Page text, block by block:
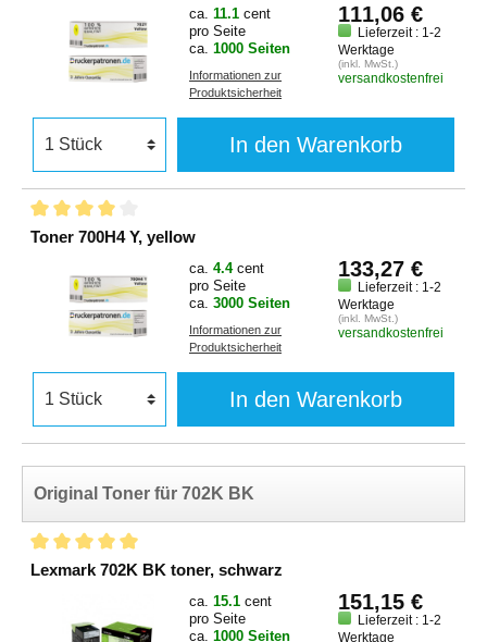
ca. 11.1 cent
pro Seite
ca. 1000 Seiten
Informationen zur
Produktsicherheit
111,06 €
Lieferzeit : 1-2
Werktage
(inkl. MwSt.)
versandkostenfrei
In den Warenkorb
Toner 700H4 Y, yellow
ca. 4.4 cent
pro Seite
ca. 3000 Seiten
Informationen zur
Produktsicherheit
133,27 €
Lieferzeit : 1-2
Werktage
(inkl. MwSt.)
versandkostenfrei
In den Warenkorb
Original Toner für 702K BK
Lexmark 702K BK toner, schwarz
ca. 15.1 cent
pro Seite
ca. 1000 Seiten
151,15 €
Lieferzeit : 1-2
Werktage